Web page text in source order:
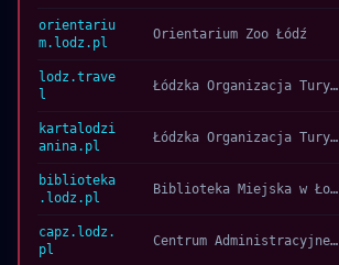
orientariu
m.lodz.pl
Orientarium Zoo Łódź
lodz.trave
l
Łódzka Organizacja Turystyczna (ŁOT)
kartalodzi
anina.pl
Łódzka Organizacja Turystyczna (ŁOT)
biblioteka
.lodz.pl
Biblioteka Miejska w Łodzi
capz.lodz.
pl
Centrum Administracyjne Pieczy Zastępczej